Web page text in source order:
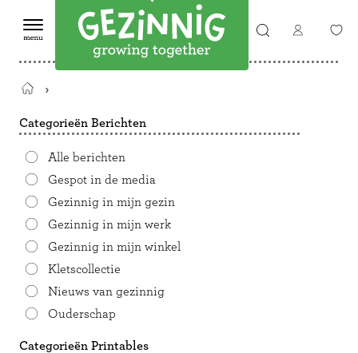
Terug
de
startpagina
Categorieën Berichten
Alle berichten
Gespot in de media
Gezinnig in mijn gezin
Gezinnig in mijn werk
Gezinnig in mijn winkel
Kletscollectie
Nieuws van gezinnig
Ouderschap
Categorieën Printables